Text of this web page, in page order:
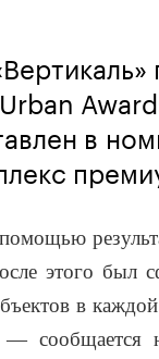
в
этого был
в
— сообщается